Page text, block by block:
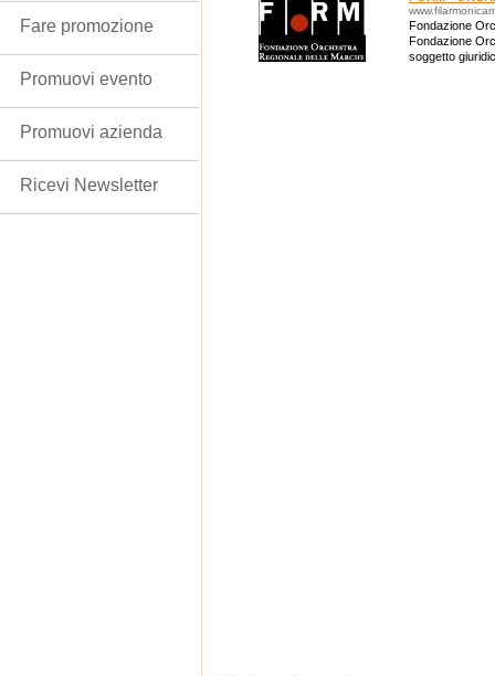
Fondazione
Fondazione
soggetto
Fare promozione
Promuovi evento
Promuovi azienda
Ricevi Newsletter